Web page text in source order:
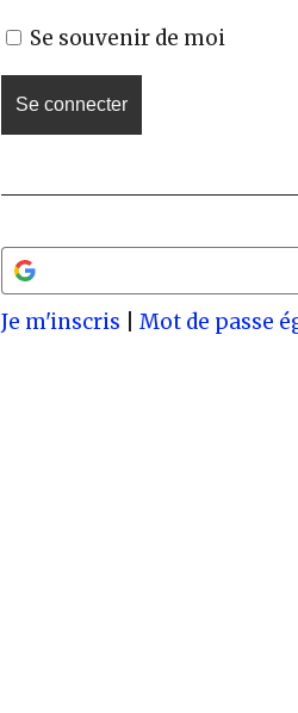
Se souvenir de moi
Je m'inscris Mot de passe